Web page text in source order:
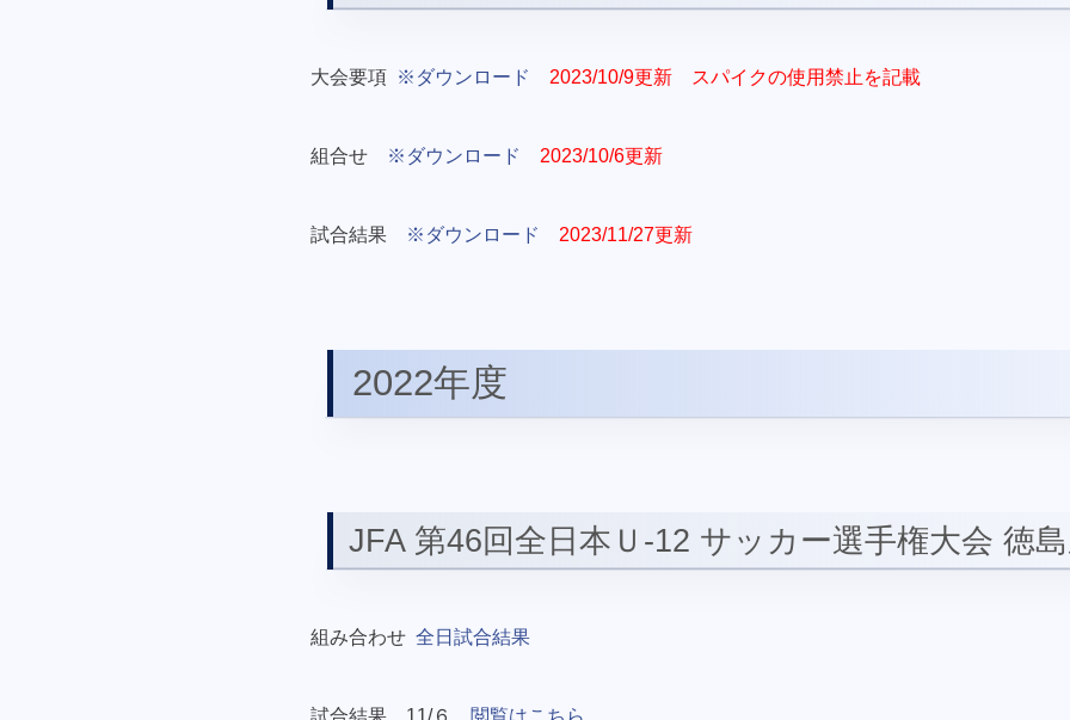
大会要項 ※ダウンロード 2023/10/9更新 スパイクの使用禁止を記載
組合せ ※ダウンロード 2023/10/6更新
試合結果 ※ダウンロード 2023/11/27更新
2022年度
JFA 第46回全日本Ｕ-12 サッカー選手権大会 徳
組み合わせ 全日試合結果
試合結果 11/６ 閲覧はこちら